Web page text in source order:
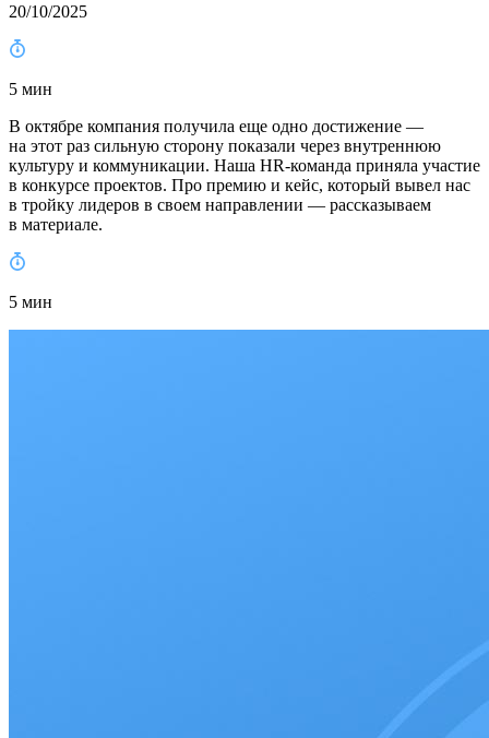
20/10/2025
5 мин
В октябре компания получила еще одно достижение —
на этот раз сильную сторону показали через внутреннюю
культуру и коммуникации. Наша HR-команда приняла участие
в конкурсе проектов. Про премию и кейс, который вывел нас
в тройку лидеров в своем направлении — рассказываем
в материале.
5 мин